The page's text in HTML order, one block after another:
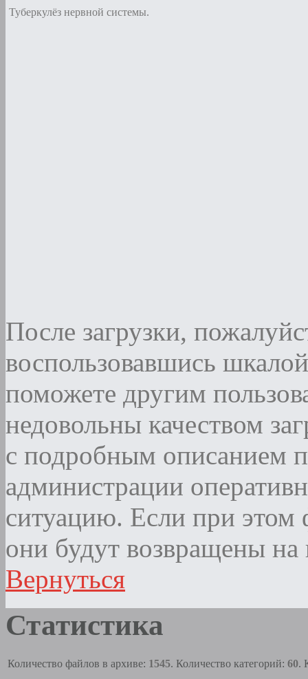
Туберкулёз нервной системы.
После загрузки,
воспользовавшись
поможете другим
недовольны качеством
с подробным описанием
администрации
ситуацию. Если при этом
они будут возвращены на
Вернуться
Статистика
Количество файлов в архиве: 1545. Количество категорий: 60.